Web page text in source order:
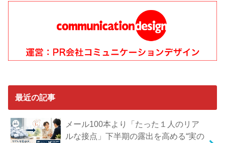
最近の記事
メール100本より「たった１人のリア
ルな接点」下半期の露出を高める“実の